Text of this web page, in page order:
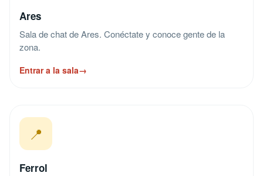
Ares
Sala de chat de Ares. Conéctate y conoce gente de la
zona.
Entrar a la sala→
📍
Ferrol